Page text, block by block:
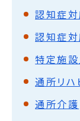
認知症
認知症
特定施
通所リハ
通所介護